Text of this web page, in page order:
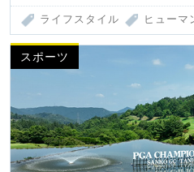
ライフスタイル ヒューマ
スポーツ